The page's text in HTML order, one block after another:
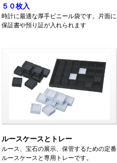
５０枚入
時計に最適な厚手ビニール袋です。片面に
保証書や預り証が入れられます
ルースケースとトレー
ルース、宝石の展示、保管するための定番
ルースケースと専用トレーです。